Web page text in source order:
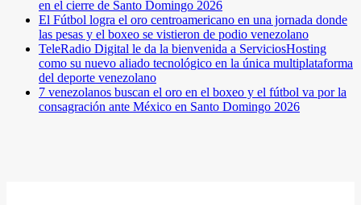
en el cierre de Santo Domingo 2026
El Fútbol logra el oro centroamericano en una jornada donde
las pesas y el boxeo se vistieron de podio venezolano
TeleRadio Digital le da la bienvenida a ServiciosHosting
como su nuevo aliado tecnológico en la única multiplataforma
del deporte venezolano
7 venezolanos buscan el oro en el boxeo y el fútbol va por la
consagración ante México en Santo Domingo 2026